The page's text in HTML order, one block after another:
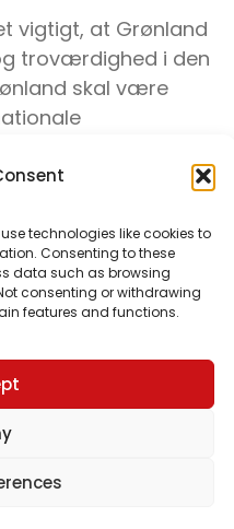
technologies like cookies to
Consenting to these
data such as browsing
consenting or withdrawing
features and functions.
vigtigt, at Grønland
troværdighed i den
skal være
for andre af
i fora som
samarbejde, FN
og fremme vores
for det.
grad af